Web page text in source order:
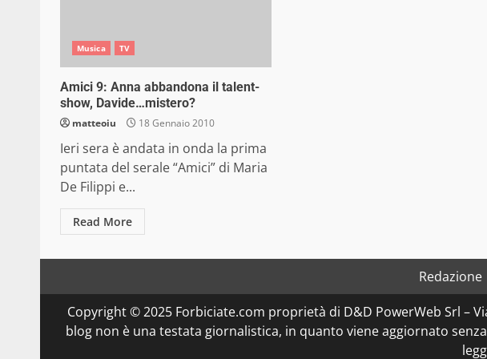
Musica TV
Amici 9: Anna abbandona il talent-
show, Davide…mistero?
matteoiu 18 Gennaio 2010
Ieri sera è andata in onda la prima
puntata del serale “Amici” di Maria
De Filippi e...
Read More
Redazione
Copyright © 2025 Forbiciate.com proprietà di D&D PowerWeb Srl –
blog non è una testata giornalistica, in quanto viene aggiornato